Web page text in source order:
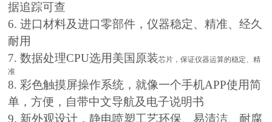
据追踪可查
6. 进口材料及进口零部件，仪器稳定、精准、经久
耐用
7. 数据处理CPU选用美国原装芯片，保证仪器运算的稳定、精
准
8. 彩色触摸屏操作系统，就像一个手机APP使用简
单，方便，自带中文导航及电子说明书
9. 新外观设计，静电喷塑工艺环保、易清洁、耐腐